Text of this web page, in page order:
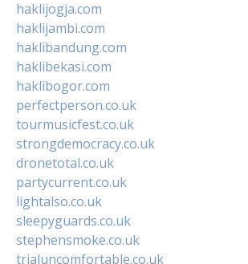
haklijogja.com
haklijambi.com
haklibandung.com
haklibekasi.com
haklibogor.com
perfectperson.co.uk
tourmusicfest.co.uk
strongdemocracy.co.uk
dronetotal.co.uk
partycurrent.co.uk
lightalso.co.uk
sleepyguards.co.uk
stephensmoke.co.uk
trialuncomfortable.co.uk